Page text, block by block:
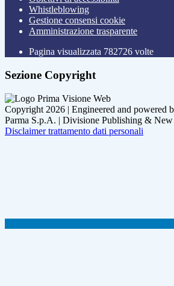
Whistleblowing
Gestione consensi cookie
Amministrazione trasparente
Pagina visualizzata 782726 volte
Sezione Copyright
Copyright 2026 | Engineered and powered
Parma S.p.A. | Divisione Publishing &
Disclaimer trattamento dati personali